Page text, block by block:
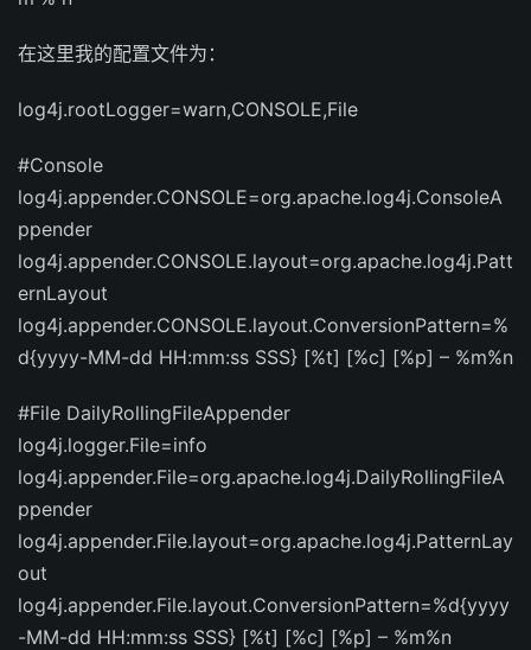
在这里我的配置文件为：
log4j.rootLogger=warn,CONSOLE,File
#Console
log4j.appender.CONSOLE=org.apache.log4j.ConsoleA
ppender
log4j.appender.CONSOLE.layout=org.apache.log4j.Patt
ernLayout
log4j.appender.CONSOLE.layout.ConversionPattern=%
d{yyyy-MM-dd HH:mm:ss SSS} [%t] [%c] [%p] – %m%n
#File DailyRollingFileAppender
log4j.logger.File=info
log4j.appender.File=org.apache.log4j.DailyRollingFileA
ppender
log4j.appender.File.layout=org.apache.log4j.PatternLay
out
log4j.appender.File.layout.ConversionPattern=%d{yyyy
-MM-dd HH:mm:ss SSS} [%t] [%c] [%p] – %m%n